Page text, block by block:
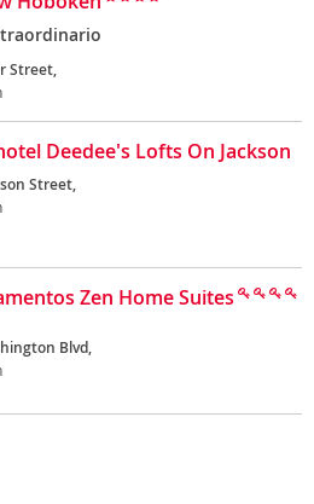
Street,
Deedee's Lofts On Jackson
Street,
Zen Home Suites
Blvd,